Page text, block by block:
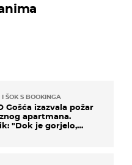
I ŠOK S BOOKINGA
Gošća izazvala požar
apartmana.
"Dok je gorjelo,